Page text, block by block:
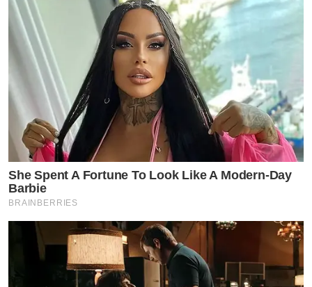
She Spent A Fortune To Look Like A Modern-Day
Barbie
BRAINBERRIES